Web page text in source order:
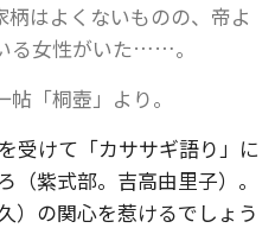
はよくないものの、帝よ
る女性がいた……。
「桐壺」より。
受けて「カササギ語り」に
紫式部。吉高由里子）。
）の関心を惹けるでしょう